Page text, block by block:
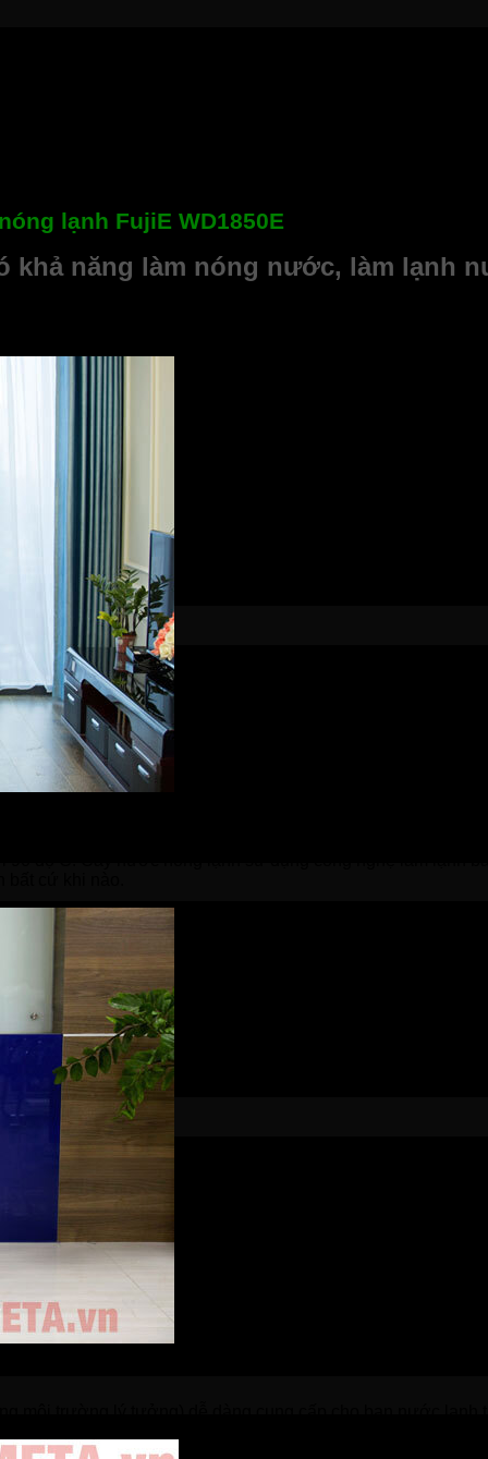
lạnh FujiE WD1850E
khả năng làm nóng nước, làm lạnh
trong mỗi gia đình, trường học… Với cây nước nóng lạnh
vời để bạn có thể trực tiếp hoặc pha trà, cà phê, pha mì…
độ C. Cây nước nóng lạnh sử dụng công nghệ làm lạnh
cứ khi nào.
môi trường lý tưởng) dễ dàng cung cấp cho bạn nước lạnh